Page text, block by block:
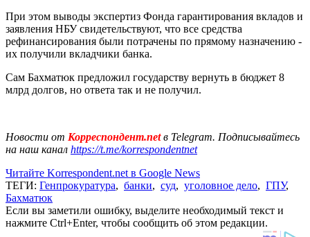
При этом выводы экспертиз Фонда гарантирования вкладов и
заявления НБУ свидетельствуют, что все средства
рефинансирования были потрачены по прямому назначению -
их получили вкладчики банка.
Сам Бахматюк предложил государству вернуть в бюджет 8
млрд долгов, но ответа так и не получил.
Новости от Корреспондент.netв Telegram. Подписывайтесь
на наш канал https://t.me/korrespondentnet
Читайте Korrespondent.net в Google News
ТЕГИ: Генпрокуратура, банки, суд, уголовное дело, ГПУ,
Бахматюк
Если вы заметили ошибку, выделите необходимый текст и
нажмите Ctrl+Enter, чтобы сообщить об этом редакции.